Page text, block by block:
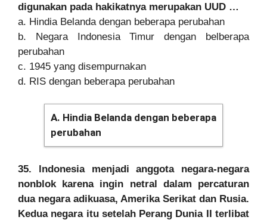
digunakan pada hakikatnya merupakan UUD …
a. Hindia Belanda dengan beberapa perubahan
b. Negara Indonesia Timur dengan belberapa
perubahan
c. 1945 yang disempurnakan
d. RIS dengan beberapa perubahan
A. Hindia Belanda dengan beberapa
perubahan
35. lndonesia menjadi anggota negara-negara
nonblok karena ingin netral dalam percaturan
dua negara adikuasa, Amerika Serikat dan Rusia.
Kedua negara itu setelah Perang Dunia II terlibat